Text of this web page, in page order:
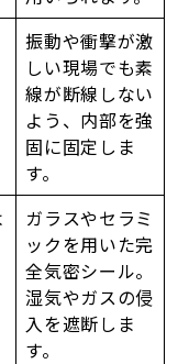
振動や衝撃が激
しい現場でも素
線が断線しない
よう、内部を強
固に固定しま
す。
ガラスやセラミ
ックを用いた完
全気密シール。
湿気やガスの侵
入を遮断しま
す。